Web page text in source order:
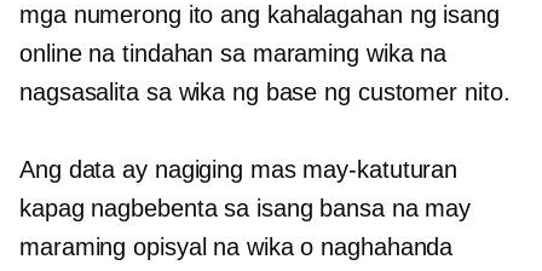
mga numerong ito ang kahalagahan ng isang
online na tindahan sa maraming wika na
nagsasalita sa wika ng base ng customer nito.
Ang data ay nagiging mas may-katuturan
kapag nagbebenta sa isang bansa na may
maraming opisyal na wika o naghahanda